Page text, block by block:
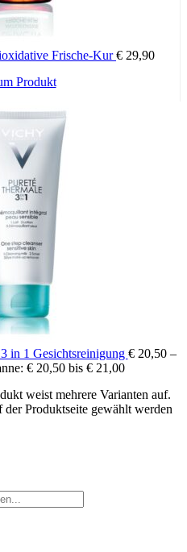
Frische-Kur€ 29,90
Produkt
in 1 Gesichtsreinigung €20,50 –
€ 20,50 bis € 21,00
weist mehrere Varianten auf.
Produktseite gewählt werden